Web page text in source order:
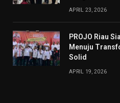
APRIL 23, 2026
PROJO Riau
Menuju
Solid
APRIL 19, 2026